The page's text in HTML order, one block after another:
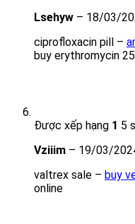
Lsehyw – 18/03/
ciprofloxacin pill –
buy erythromycin
Được xếp hạng 1 5
Vziiim – 19/03/
valtrex sale – buy
online